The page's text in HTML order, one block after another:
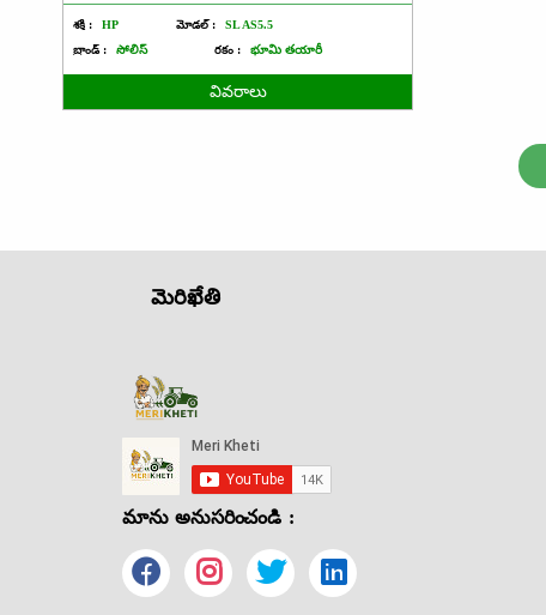
శక్తి : HP మోడల్ :
SL AS5.5
బ్రాండ్ :
సోలిస్ రకం : భూమి తయారీ
వివరాలు
మెరిఖేతి
మాను అనుసరించండి :